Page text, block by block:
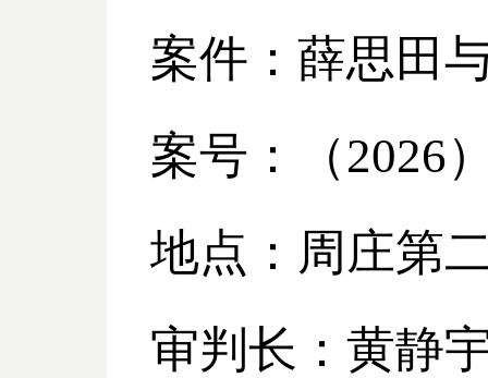
案件：薛思田
案号：（2026
地点：周庄第
审判长：黄静